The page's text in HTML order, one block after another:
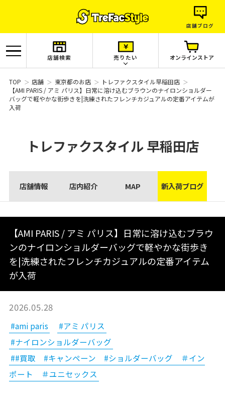
店舗ブログ
店舗検索 売りたい オンラインストア
TOP 店舗 東京都のお店
トレファクスタイル早稲田店
【AMI PARIS / アミ パリス】日常に溶け込むブラウンのナイロンショルダー
バッグで軽やかな街歩きを|洗練されたフレンチカジュアルの定番アイテムが
入荷
トレファクスタイル早稲田店
店舗情報 店内紹介 MAP 新入荷ブログ
【AMI PARIS / アミ パリス】日常に溶け込むブラウ
ンのナイロンショルダーバッグで軽やかな街歩き
を|洗練されたフレンチカジュアルの定番アイテム
が入荷
2026.05.28
#ami paris
#アミ パリス
#ナイロンショルダーバッグ
##買取 #キャンペーン #ショルダーバッグ ＃イン
ポート ＃ユニセックス